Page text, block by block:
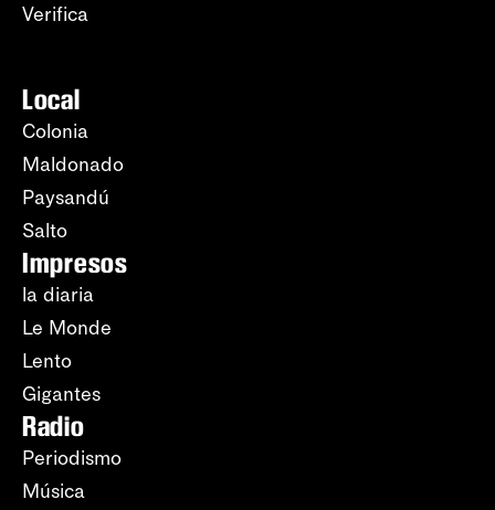
Verifica
Local
Colonia
Maldonado
Paysandú
Salto
Impresos
la diaria
Le Monde
Lento
Gigantes
Radio
Periodismo
Música